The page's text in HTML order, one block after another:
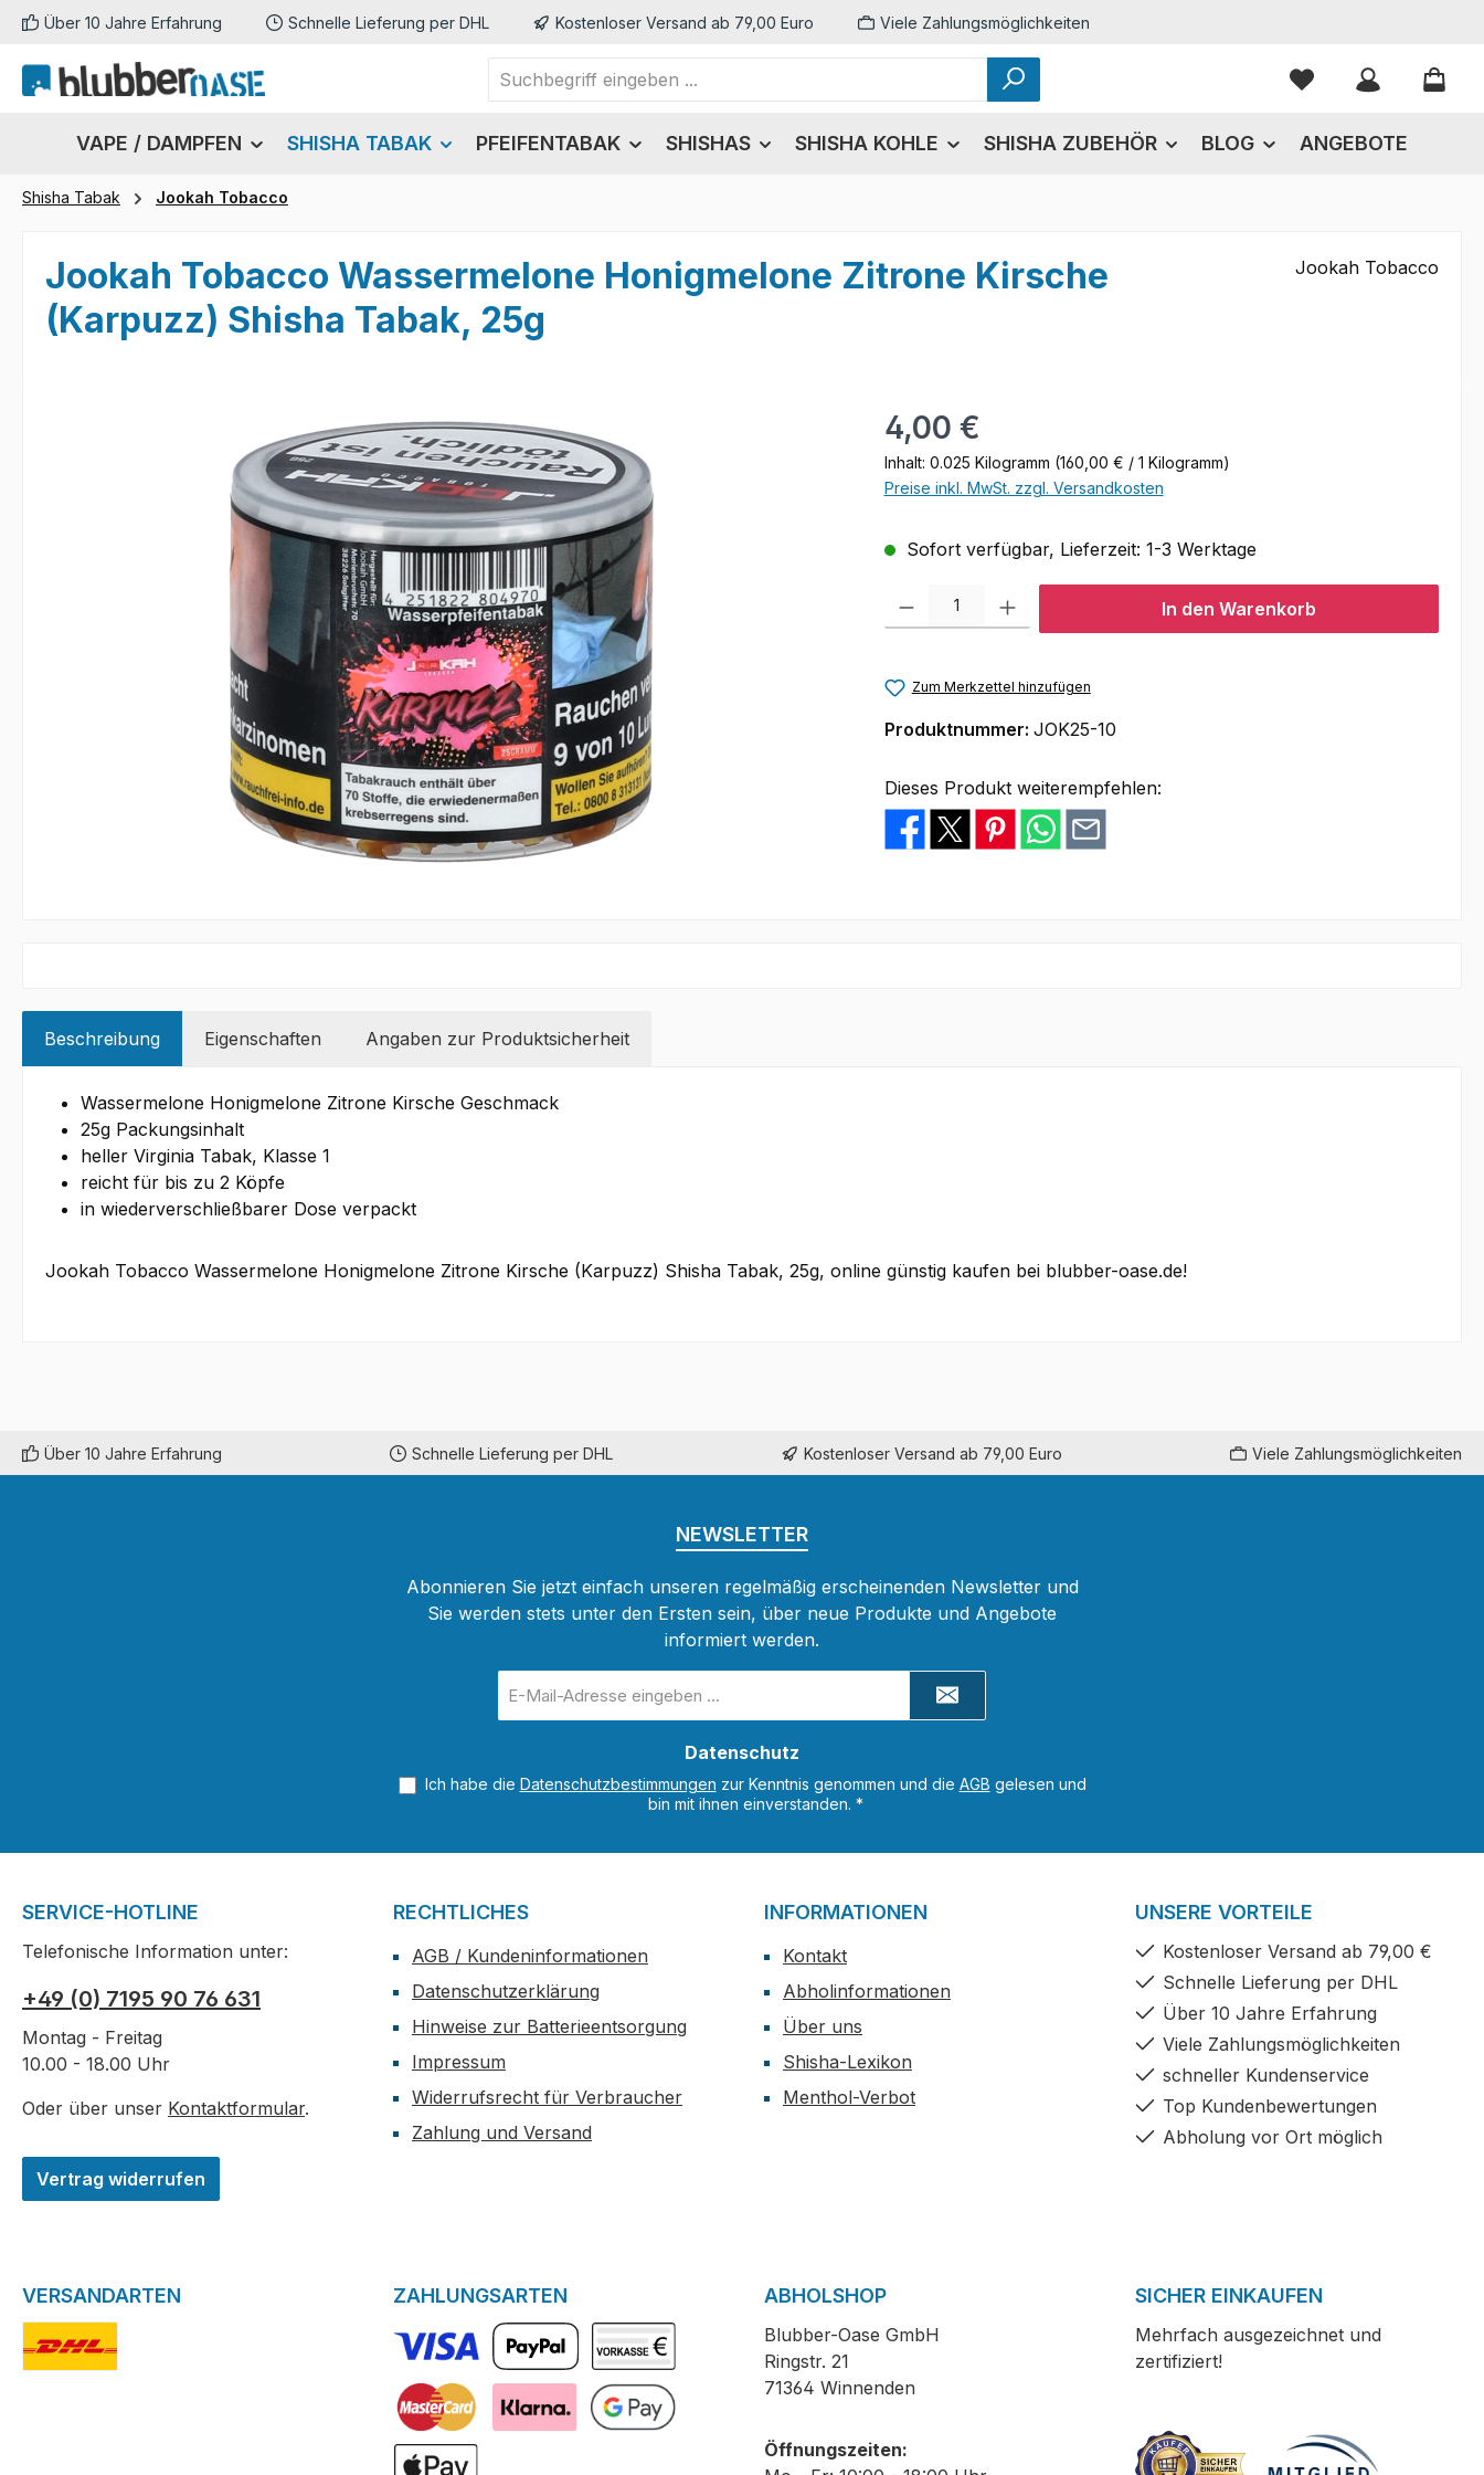
Hauptinhalt springen
Zur Suche springen
Zur Hauptnavigation springen
Über 10 Jahre Erfahrung Schnelle Lieferung per DHL Kostenloser Versand ab 79,00 Euro Viele Zahlungsmöglichkeiten
Du hast 0
VAPE / DAMPFEN SHISHA TABAK PFEIFENTABAK SHISHAS SHISHA KOHLE SHISHA ZUBEHÖR BLOG ANGEBOTE
Shisha Tabak Jookah Tobacco
Jookah Tobacco Wassermelone Honigmelone Zitrone Kirsche
(Karpuzz) Shisha Tabak, 25g
Jookah Tobacco
Regulärer Preis:
4,00 €
Inhalt: 0.025 Kilogramm (160,00 € / 1 Kilogramm)
Preise inkl. MwSt. zzgl. Versandkosten
Sofort verfügbar, Lieferzeit: 1-3 Werktage
Produkt Anzahl: Gib den gewünschten Wert ein oder benutze die Schaltflächen
In den Warenkorb
Zum Merkzettel hinzufügen
Produktnummer: JOK25-10
Dieses Produkt weiterempfehlen:
Beschreibung Eigenschaften Angaben zur Produktsicherheit
Wassermelone Honigmelone Zitrone Kirsche Geschmack
25g Packungsinhalt
heller Virginia Tabak, Klasse 1
reicht für bis zu 2 Köpfe
in wiederverschließbarer Dose verpackt
Jookah Tobacco Wassermelone Honigmelone Zitrone Kirsche (Karpuzz) Shisha Tabak, 25g, online günstig kaufen bei blubber-oase.de!
Über 10 Jahre Erfahrung Schnelle Lieferung per DHL Kostenloser Versand ab 79,00 Euro Viele Zahlungsmöglichkeiten
NEWSLETTER
Abonnieren Sie jetzt einfach unseren regelmäßig erscheinenden Newsletter und
Sie werden stets unter den Ersten sein, über neue Produkte und Angebote
informiert werden.
Mail-
Datenschutz
Ich habe die Datenschutzbestimmungen zur Kenntnis genommen und die AGB gelesen und
bin mit ihnen einverstanden. *
SERVICE-HOTLINE
Telefonische Information unter:
+49 (0) 7195 90 76 631
Montag - Freitag
10.00 - 18.00 Uhr
Oder über unser Kontaktformular.
Vertrag widerrufen
RECHTLICHES
AGB / Kundeninformationen
Datenschutzerklärung
Hinweise zur Batterieentsorgung
Impressum
Widerrufsrecht für Verbraucher
Zahlung und Versand
INFORMATIONEN
Kontakt
Abholinformationen
Über uns
Shisha-Lexikon
Menthol-Verbot
UNSERE VORTEILE
Kostenloser Versand ab 79,00 €
Schnelle Lieferung per DHL
Über 10 Jahre Erfahrung
Viele Zahlungsmöglichkeiten
schneller Kundenservice
Top Kundenbewertungen
Abholung vor Ort möglich
VERSANDARTEN ZAHLUNGSARTEN
Vorkasse
PayPal
Kreditkarte
VISA Logo
ABHOLSHOP
Blubber-Oase GmbH
Ringstr. 21
71364 Winnenden
Öffnungszeiten:
SICHER EINKAUFEN
Mehrfach ausgezeichnet und
zertifiziert!